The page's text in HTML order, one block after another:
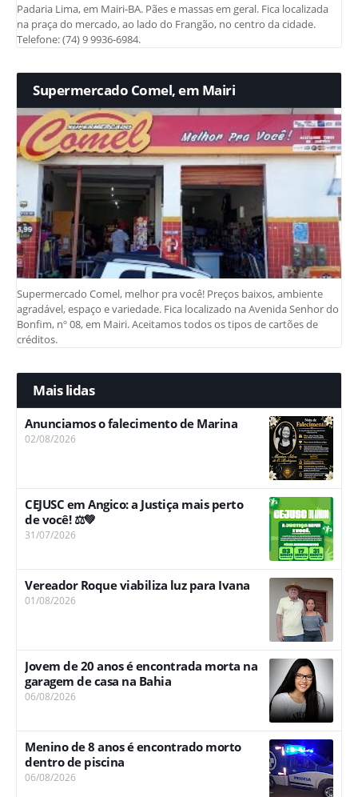
Padaria Lima, em Mairi-BA. Pães e massas em geral. Fica localizada
na praça do mercado, ao lado do Frangão, no centro da cidade.
Telefone: (74) 9 9936-6984.
Supermercado Comel, em Mairi
Supermercado Comel, melhor pra você! Preços baixos, ambiente
agradável, espaço e variedade. Fica localizado na Avenida Senhor do
Bonfim, nº 08, em Mairi. Aceitamos todos os tipos de cartões de
créditos.
Mais lidas
Anunciamos o falecimento de Marina
02/08/2026
CEJUSC em Angico: a Justiça mais perto
de você! ⚖️💚
31/07/2026
Vereador Roque viabiliza luz para Ivana
01/08/2026
Jovem de 20 anos é encontrada morta na
garagem de casa na Bahia
06/08/2026
Menino de 8 anos é encontrado morto
dentro de piscina
06/08/2026